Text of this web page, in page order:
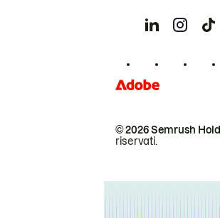
© 2026 Semrush
riservati.